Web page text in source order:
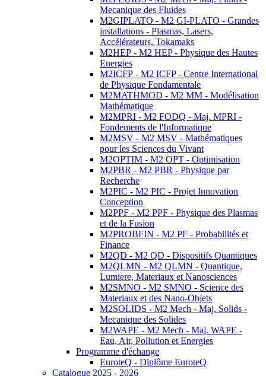
Mecanique des Fluides
M2GIPLATO - M2 GI-PLATO - Grandes
installations - Plasmas, Lasers,
Accélérateurs, Tokamaks
M2HEP - M2 HEP - Physique des Hautes
Energies
M2ICFP - M2 ICFP - Centre International
de Physique Fondamentale
M2MATHMOD - M2 MM - Modélisation
Mathématique
M2MPRI - M2 FODQ - Maj. MPRI -
Fondements de l'Informatique
M2MSV - M2 MSV - Mathématiques
pour les Sciences du Vivant
M2OPTIM - M2 OPT - Optimisation
M2PBR - M2 PBR - Physique par
Recherche
M2PIC - M2 PIC - Projet Innovation
Conception
M2PPF - M2 PPF - Physique des Plasmas
et de la Fusion
M2PROBFIN - M2 PF - Probabilités et
Finance
M2QD - M2 QD - Dispositifs Quantiques
M2QLMN - M2 QLMN - Quantique,
Lumiere, Materiaux et Nanosciences
M2SMNO - M2 SMNO - Science des
Materiaux et des Nano-Objets
M2SOLIDS - M2 Mech - Maj. Solids -
Mecanique des Solides
M2WAPE - M2 Mech - Maj. WAPE -
Eau, Air, Pollution et Energies
Programme d'échange
EuroteQ - Diplôme EuroteQ
Catalogue 2025 - 2026